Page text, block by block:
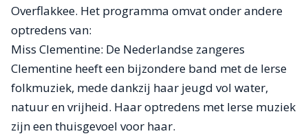
Overflakkee. Het programma omvat onder andere
optredens van:
Miss Clementine: De Nederlandse zangeres
Clementine heeft een bijzondere band met de Ierse
folkmuziek, mede dankzij haar jeugd vol water,
natuur en vrijheid. Haar optredens met Ierse muziek
zijn een thuisgevoel voor haar.